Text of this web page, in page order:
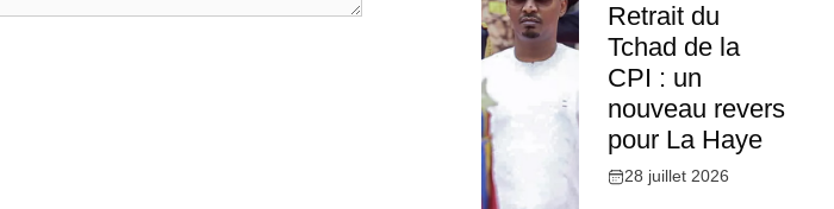
Retrait du
Tchad de la
CPI : un
nouveau revers
pour La Haye
28 juillet 2026